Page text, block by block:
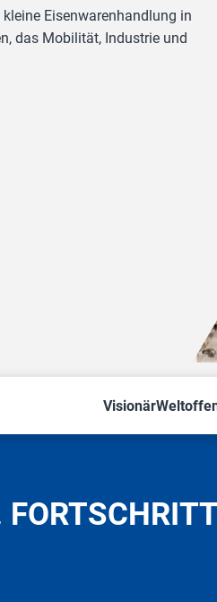
Eisenwarenhandlung in
das Mobilität, Industrie und
Visionär